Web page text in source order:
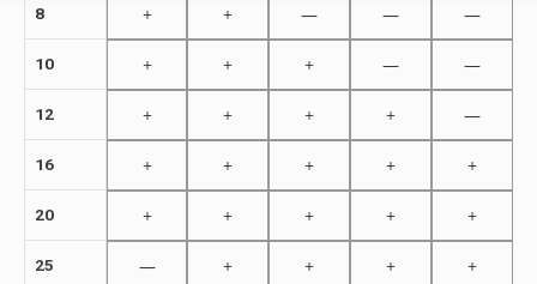
8 + + — — —
10 + + + — —
12 + + + + —
16 + + + + +
20 + + + + +
25 — + + + +